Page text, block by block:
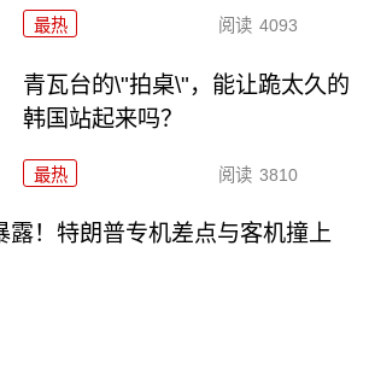
最热 阅读 4093
青瓦台的\"拍桌\"，能让跪太久的
韩国站起来吗？
最热 阅读 3810
露！特朗普专机差点与客机撞上